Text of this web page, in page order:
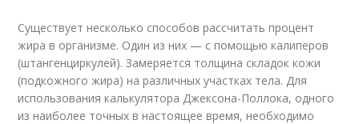
Существует несколько способов рассчитать процент
жира в организме. Один из них — с помощью калиперов
(штангенциркулей). Замеряется толщина складок кожи
(подкожного жира) на различных участках тела. Для
использования калькулятора Джексона-Поллока, одного
из наиболее точных в настоящее время, необходимо